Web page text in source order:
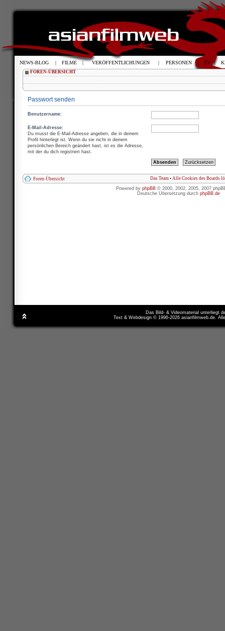
FOREN-ÜBERSICHT
Passwort senden
Benutzername:
E-Mail-Adresse:
Du musst die E-Mail-Adresse angeben, die in deinem
Profil hinterlegt ist. Wenn du sie nicht in deinem
persönlichen Bereich geändert hast, ist es die Adresse,
mit der du dich registriert hast.
Foren-Übersicht Das Team • Alle Cookies des Boards
Powered by phpBB © 2000, 2002, 2005, 2007
Deutsche Übersetzung durch phpBB.de
Das Bild- & Videomaterial unterliegt
Text & Webdesign © 1996-2026 asianfilmweb.de.
NEWS-BLOG | FILME | VERÖFFENTLICHUNGEN | PERSONEN | TV |